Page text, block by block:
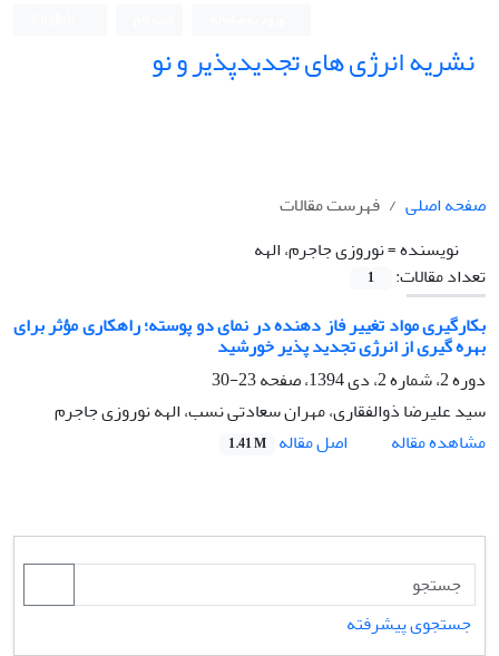
نشریه انرژی های تجدیدپذیر و نو
صفحه اصلی
فهرست مقالات
نویسنده =نوروزی جاجرم، الهه
تعداد مقالات:
1
بکارگیری مواد تغییر فاز دهنده در نمای دو پوسته؛ راهکاری مؤثر برای
بهره گیری از انرژی تجدید پذیر خورشید
دوره 2، شماره 2، دی 1394، صفحه
23-30
سید علیرضا ذوالفقاری، مهران سعادتی نسب، الهه نوروزی جاجرم
مشاهده مقاله
اصل مقاله 1.41 M
جستجوی پیشرفته